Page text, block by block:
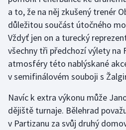
Jezdectví
Judo
Krasobruslení
Lezení
Lyže a snowboard
a to, že na něj zkušený trenér
důležitou součást útočného
Vždyť jen on a turecký
všechny tři předchozí výlety na
atmosféry této nablýskané
v semifinálovém souboji s
Navíc k extra výkonu může
dějiště turnaje. Bělehrad
v Partizanu za svůj druhý